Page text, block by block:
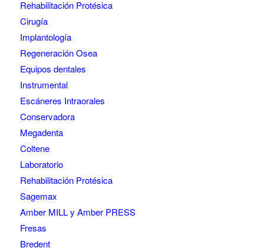
Rehabilitación Protésica
Cirugía
Implantología
Regeneración Osea
Equipos dentales
Instrumental
Escáneres Intraorales
Conservadora
Megadenta
Coltene
Laboratorio
Rehabilitación Protésica
Sagemax
Amber MILL y Amber PRESS
Fresas
Bredent